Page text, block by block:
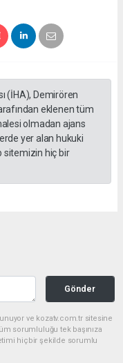
(İHA), Demirören
eklenen tüm
olmadan ajans
yer alan hukuki
sitemizin hiç bir
Gönder
ve kozatv.com.tr sitesine
sorumluluğu tek başınıza
hiçbir şekilde sorumlu